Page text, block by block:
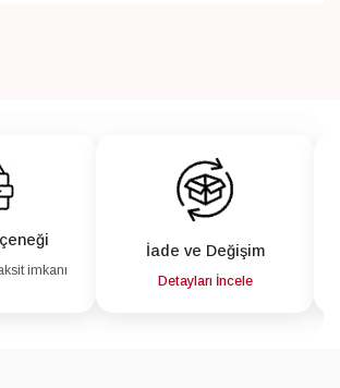
imkanı
İade ve Değişim
Detayları İncele